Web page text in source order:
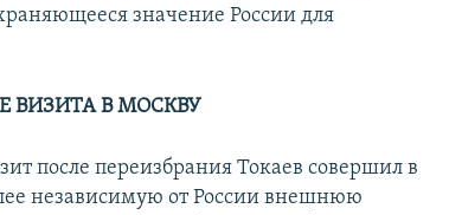
значение России для
ВИЗИТА В МОСКВУ
после переизбрания Токаев совершил в
независимую от России внешнюю